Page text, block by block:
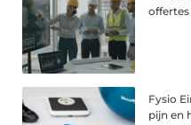
Fysio
pijn en